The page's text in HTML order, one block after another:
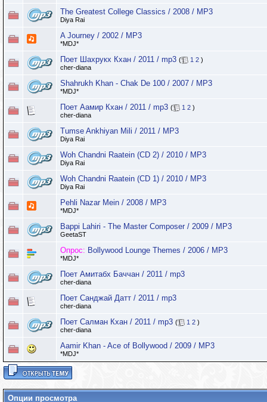
The Greatest College Classics / 2008 / MP3
Diya Rai
A Journey / 2002 / MP3
*MDJ*
Поет Шахрукх Кхан / 2011 / mp3 ( 1 2 )
cher-diana
Shahrukh Khan - Chak De 100 / 2007 / MP3
*MDJ*
Поет Аамир Кхан / 2011 / mp3 ( 1 2 )
cher-diana
Tumse Ankhiyan Mili / 2011 / MP3
Diya Rai
Woh Chandni Raatein (CD 2) / 2010 / MP3
Diya Rai
Woh Chandni Raatein (CD 1) / 2010 / MP3
Diya Rai
Pehli Nazar Mein / 2008 / MP3
*MDJ*
Bappi Lahiri - The Master Composer / 2009 / MP3
GeetaST
Опрос: Bollywood Lounge Themes / 2006 / MP3
*MDJ*
Поет Амитабх Баччан / 2011 / mp3
cher-diana
Поет Санджай Датт / 2011 / mp3
cher-diana
Поет Салман Кхан / 2011 / mp3 ( 1 2 )
cher-diana
Aamir Khan - Ace of Bollywood / 2009 / MP3
*MDJ*
Опции просмотра